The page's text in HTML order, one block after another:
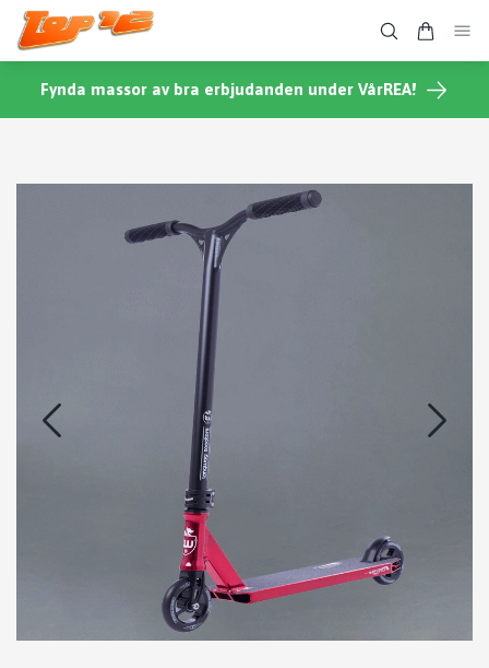
Fynda massor av bra erbjudanden under VårREA!